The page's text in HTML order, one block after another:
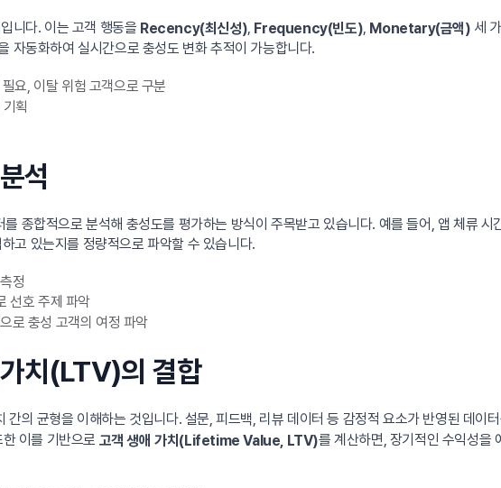
입니다. 이는 고객 행동을 Recency(최신성), Frequency(빈도), Monetary(금액) 세
자동화하여 실시간으로 충성도 변화 추적이 가능합니다.
요, 이탈 위험 고객으로 구분
획
석
종합적으로 분석해 충성도를 평가하는 방식이 주목받고 있습니다. 예를 들어, 앱 체류
고 있는지를 정량적으로 파악할 수 있습니다.
정
선호 주제 파악
로 충성 고객의 여정 파악
치(LTV)의 결합
의 균형을 이해하는 것입니다. 설문, 피드백, 리뷰 데이터 등 감정적 요소가 반영된 데이
이를 기반으로 고객 생애 가치(Lifetime Value, LTV)를 계산하면, 장기적인 수익성을